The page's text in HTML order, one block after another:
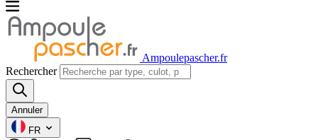
Ampoulepascher.fr
Rechercher
Annuler
FR